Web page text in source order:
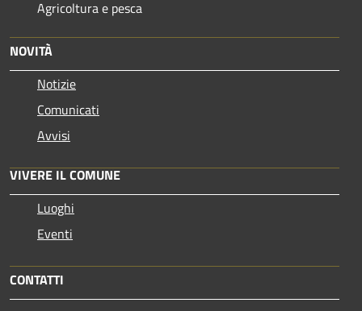
Agricoltura e pesca
NOVITÀ
Notizie
Comunicati
Avvisi
VIVERE IL COMUNE
Luoghi
Eventi
CONTATTI